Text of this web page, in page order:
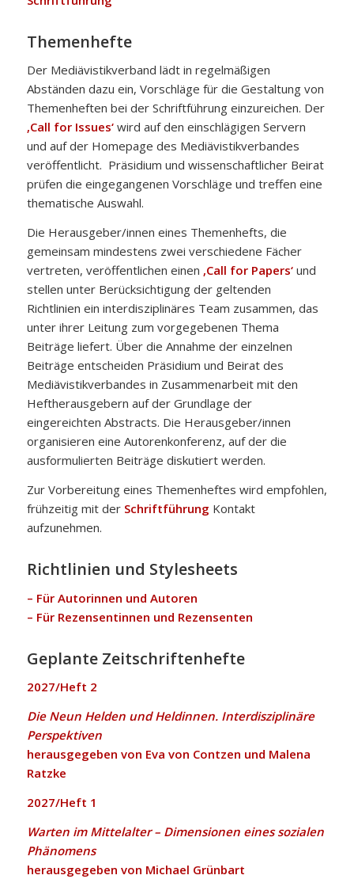
Themenhefte
Der Mediävistikverband lädt in regelmäßigen
Abständen dazu ein, Vorschläge für die Gestaltung von
Themenheften bei der Schriftführung einzureichen. Der
‚Call for Issues‘wird auf den einschlägigen Servern
und auf der Homepage des Mediävistikverbandes
veröffentlicht. Präsidium und wissenschaftlicher Beirat
prüfen die eingegangenen Vorschläge und treffen eine
thematische Auswahl.
Die Herausgeber/innen eines Themenhefts, die
gemeinsam mindestens zwei verschiedene Fächer
vertreten, veröffentlichen einen ‚Call for Papers‘und
stellen unter Berücksichtigung der geltenden
Richtlinien ein interdisziplinäres Team zusammen, das
unter ihrer Leitung zum vorgegebenen Thema
Beiträge liefert. Über die Annahme der einzelnen
Beiträge entscheiden Präsidium und Beirat des
Mediävistikverbandes in Zusammenarbeit mit den
Heftherausgebern auf der Grundlage der
eingereichten Abstracts. Die Herausgeber/innen
organisieren eine Autorenkonferenz, auf der die
ausformulierten Beiträge diskutiert werden.
Zur Vorbereitung eines Themenheftes wird empfohlen,
frühzeitig mit der Schriftführung Kontakt
aufzunehmen.
Richtlinien und Stylesheets
– Für Autorinnen und Autoren
– Für Rezensentinnen und Rezensenten
Geplante Zeitschriftenhefte
2027/Heft 2
Die Neun Helden und Heldinnen. Interdisziplinäre
Perspektiven
herausgegeben von Eva von Contzen und Malena
Ratzke
2027/Heft 1
Warten im Mittelalter – Dimensionen eines sozialen
Phänomens
herausgegeben von Michael Grünbart